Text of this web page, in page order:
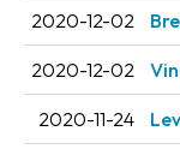
2020-12-02
2020-12-02
2020-11-24